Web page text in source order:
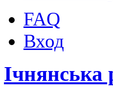
FAQ
Вход
Ічнянська